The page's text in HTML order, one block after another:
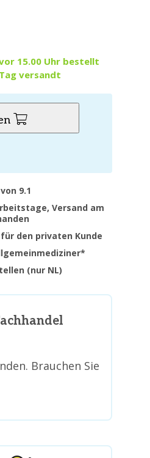
15.00 Uhr bestellt
versandt
9.1
Versand am
den privaten Kunde
(nur NL)
Brauchen Sie